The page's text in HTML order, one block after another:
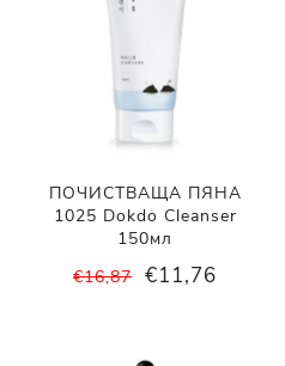
ПОЧИСТВАЩА ПЯНА
1025 Dokdo Cleanser
150мл
€16,87 €11,76